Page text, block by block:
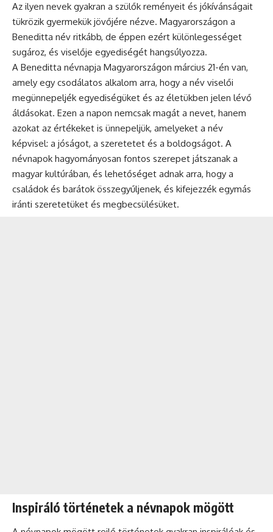
Az ilyen nevek gyakran a szülők reményeit és jókívánságait
tükrözik gyermekük jövőjére nézve. Magyarországon a
Beneditta név ritkább, de éppen ezért különlegességet
sugároz, és viselője egyediségét hangsúlyozza.
A Beneditta névnapja Magyarországon március 21-én van,
amely egy csodálatos alkalom arra, hogy a név viselői
megünnepeljék egyediségüket és az életükben jelen lévő
áldásokat. Ezen a napon nemcsak magát a nevet, hanem
azokat az értékeket is ünnepeljük, amelyeket a név
képvisel: a jóságot, a szeretetet és a boldogságot. A
névnapok hagyományosan fontos szerepet játszanak a
magyar kultúrában, és lehetőséget adnak arra, hogy a
családok és barátok összegyűljenek, és kifejezzék egymás
iránti szeretetüket és megbecsülésüket.
Inspiráló történetek a névnapok mögött